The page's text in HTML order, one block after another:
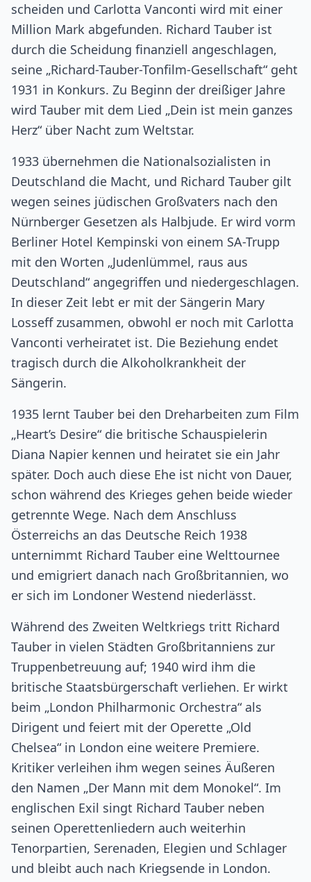
scheiden und Carlotta Vanconti wird mit einer
Million Mark abgefunden. Richard Tauber ist
durch die Scheidung finanziell angeschlagen,
seine „Richard-Tauber-Tonfilm-Gesellschaft“ geht
1931 in Konkurs. Zu Beginn der dreißiger Jahre
wird Tauber mit dem Lied „Dein ist mein ganzes
Herz“ über Nacht zum Weltstar.
1933 übernehmen die Nationalsozialisten in
Deutschland die Macht, und Richard Tauber gilt
wegen seines jüdischen Großvaters nach den
Nürnberger Gesetzen als Halbjude. Er wird vorm
Berliner Hotel Kempinski von einem SA-Trupp
mit den Worten „Judenlümmel, raus aus
Deutschland“ angegriffen und niedergeschlagen.
In dieser Zeit lebt er mit der Sängerin Mary
Losseff zusammen, obwohl er noch mit Carlotta
Vanconti verheiratet ist. Die Beziehung endet
tragisch durch die Alkoholkrankheit der
Sängerin.
1935 lernt Tauber bei den Dreharbeiten zum Film
„Heart’s Desire“ die britische Schauspielerin
Diana Napier kennen und heiratet sie ein Jahr
später. Doch auch diese Ehe ist nicht von Dauer,
schon während des Krieges gehen beide wieder
getrennte Wege. Nach dem Anschluss
Österreichs an das Deutsche Reich 1938
unternimmt Richard Tauber eine Welttournee
und emigriert danach nach Großbritannien, wo
er sich im Londoner Westend niederlässt.
​Während des Zweiten Weltkriegs tritt Richard
Tauber in vielen Städten Großbritanniens zur
Truppenbetreuung auf; 1940 wird ihm die
britische Staatsbürgerschaft verliehen. Er wirkt
beim „London Philharmonic Orchestra“ als
Dirigent und feiert mit der Operette „Old
Chelsea“ in London eine weitere Premiere.
Kritiker verleihen ihm wegen seines Äußeren
den Namen „Der Mann mit dem Monokel“. Im
englischen Exil singt Richard Tauber neben
seinen Operettenliedern auch weiterhin
Tenorpartien, Serenaden, Elegien und Schlager
und bleibt auch nach Kriegsende in London.